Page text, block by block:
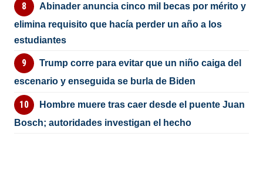
Abinader anuncia cinco mil becas por mérito y
elimina requisito que hacía perder un año a los
estudiantes
Trump corre para evitar que un niño caiga del
escenario y enseguida se burla de Biden
Hombre muere tras caer desde el puente Juan
Bosch; autoridades investigan el hecho